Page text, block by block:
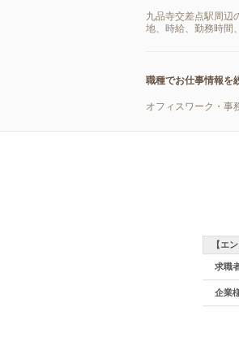
九品寺交差点駅周辺
地、時給、勤務時間
職種でお仕事情報を
オフィスワーク・事
【エ
求職
企業